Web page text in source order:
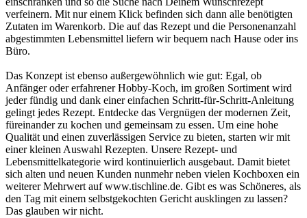
verfeinern. Mit nur einem Klick befinden sich dann alle benötigten
Zutaten im Warenkorb. Die auf das Rezept und die Personenanzahl
abgestimmten Lebensmittel liefern wir bequem nach Hause oder ins
Büro.
Das Konzept ist ebenso außergewöhnlich wie gut: Egal, ob
Anfänger oder erfahrener Hobby-Koch, im großen Sortiment wird
jeder fündig und dank einer einfachen Schritt-für-Schritt-Anleitung
gelingt jedes Rezept. Entdecke das Vergnügen der modernen Zeit,
füreinander zu kochen und gemeinsam zu essen. Um eine hohe
Qualität und einen zuverlässigen Service zu bieten, starten wir mit
einer kleinen Auswahl Rezepten. Unsere Rezept- und
Lebensmittelkategorie wird kontinuierlich ausgebaut. Damit bietet
sich alten und neuen Kunden nunmehr neben vielen Kochboxen ein
weiterer Mehrwert auf www.tischline.de. Gibt es was Schöneres, als
den Tag mit einem selbstgekochten Gericht ausklingen zu lassen?
Das glauben wir nicht.